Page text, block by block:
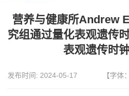
营养与健康所Andrew
究组通过量化表观遗传
表观遗传时
发布时间: 2024-05-17 【字体：